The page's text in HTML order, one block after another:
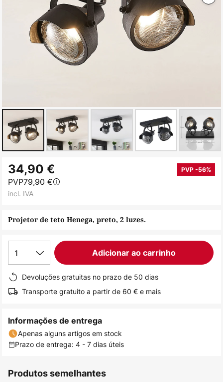
para
início
Galeria
Projetor de teto Henega, preto, 2 luzes.
34,90 € PVP -56%
PVP79,90 €
incl. IVA
1 Adicionar ao carrinho
Devoluções gratuitas no prazo de 50 dias
Transporte gratuito a partir de 60 € e mais
Informações de entrega
Apenas alguns artigos em stock
Prazo de entrega: 4 - 7 dias úteis
Produtos semelhantes